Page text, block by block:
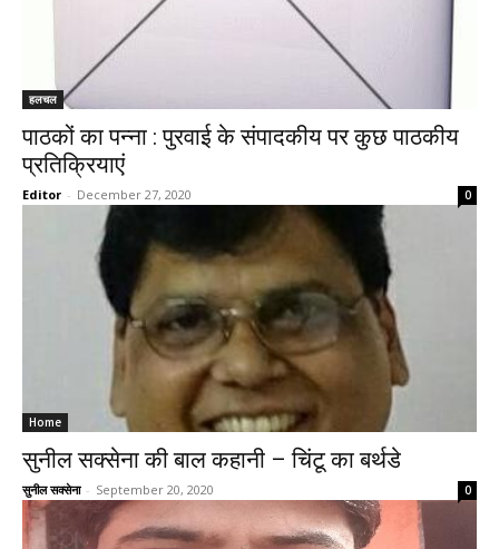
हलचल
पाठकों का पन्ना : पुरवाई के संपादकीय पर कुछ पाठकीय
प्रतिक्रियाएं
Editor - December 27, 2020 0
Home
सुनील सक्सेना की बाल कहानी – चिंटू का बर्थडे
सुनील सक्सेना - September 20, 2020 0